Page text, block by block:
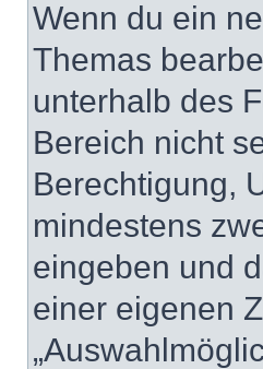
Wenn du ein
Themas
unterhalb des
Bereich nicht
Berechtigung,
mindestens
eingeben und
einer eigenen